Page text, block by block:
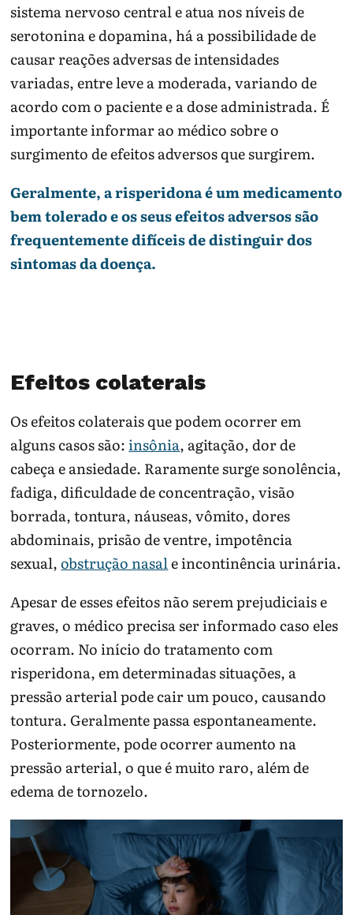
sistema nervoso central e atua nos níveis de
serotonina e dopamina, há a possibilidade de
causar reações adversas de intensidades
variadas, entre leve a moderada, variando de
acordo com o paciente e a dose administrada. É
importante informar ao médico sobre o
surgimento de efeitos adversos que surgirem.
Geralmente, a risperidona é um medicamento
bem tolerado e os seus efeitos adversos são
frequentemente difíceis de distinguir dos
sintomas da doença.
Efeitos colaterais
Os efeitos colaterais que podem ocorrer em
alguns casos são:insônia, agitação, dor de
cabeça e ansiedade. Raramente surge sonolência,
fadiga, dificuldade de concentração, visão
borrada, tontura, náuseas, vômito, dores
abdominais, prisão de ventre, impotência
sexual,obstrução nasale incontinência urinária.
Apesar de esses efeitos não serem prejudiciais e
graves, o médico precisa ser informado caso eles
ocorram. No início do tratamento com
risperidona, em determinadas situações, a
pressão arterial pode cair um pouco, causando
tontura. Geralmente passa espontaneamente.
Posteriormente, pode ocorrer aumento na
pressão arterial, o que é muito raro, além de
edema de tornozelo.